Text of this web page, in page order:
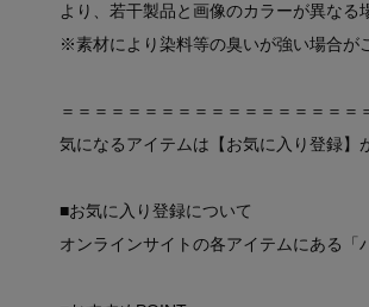
より、若干製品と画像のカラーが異なる
※素材により染料等の臭いが強い場合が
＝＝＝＝＝＝＝＝＝＝＝＝＝＝＝＝＝＝
気になるアイテムは【お気に入り登録】
■お気に入り登録について
オンラインサイトの各アイテムにある「